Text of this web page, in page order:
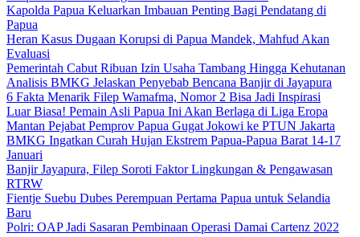
Kapolda Papua Keluarkan Imbauan Penting Bagi Pendatang di
Papua
Heran Kasus Dugaan Korupsi di Papua Mandek, Mahfud Akan
Evaluasi
Pemerintah Cabut Ribuan Izin Usaha Tambang Hingga Kehutanan
Analisis BMKG Jelaskan Penyebab Bencana Banjir di Jayapura
6 Fakta Menarik Filep Wamafma, Nomor 2 Bisa Jadi Inspirasi
Luar Biasa! Pemain Asli Papua Ini Akan Berlaga di Liga Eropa
Mantan Pejabat Pemprov Papua Gugat Jokowi ke PTUN Jakarta
BMKG Ingatkan Curah Hujan Ekstrem Papua-Papua Barat 14-17
Januari
Banjir Jayapura, Filep Soroti Faktor Lingkungan & Pengawasan
RTRW
Fientje Suebu Dubes Perempuan Pertama Papua untuk Selandia
Baru
Polri: OAP Jadi Sasaran Pembinaan Operasi Damai Cartenz 2022